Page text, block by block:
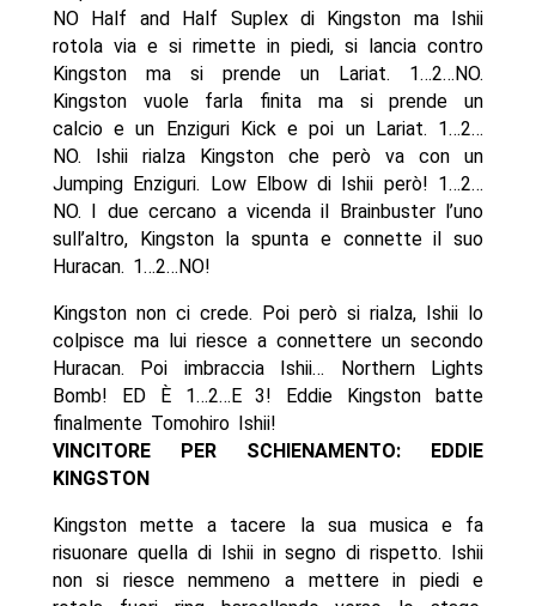
NO Half and Half Suplex di Kingston ma Ishii
rotola via e si rimette in piedi, si lancia contro
Kingston ma si prende un Lariat. 1…2…NO.
Kingston vuole farla finita ma si prende un
calcio e un Enziguri Kick e poi un Lariat. 1…2…
NO. Ishii rialza Kingston che però va con un
Jumping Enziguri. Low Elbow di Ishii però! 1…2…
NO. I due cercano a vicenda il Brainbuster l’uno
sull’altro, Kingston la spunta e connette il suo
Huracan. 1…2…NO!
Kingston non ci crede. Poi però si rialza, Ishii lo
colpisce ma lui riesce a connettere un secondo
Huracan. Poi imbraccia Ishii… Northern Lights
Bomb! ED È 1…2…E 3! Eddie Kingston batte
finalmente Tomohiro Ishii!
VINCITORE PER SCHIENAMENTO: EDDIE
KINGSTON
Kingston mette a tacere la sua musica e fa
risuonare quella di Ishii in segno di rispetto. Ishii
non si riesce nemmeno a mettere in piedi e